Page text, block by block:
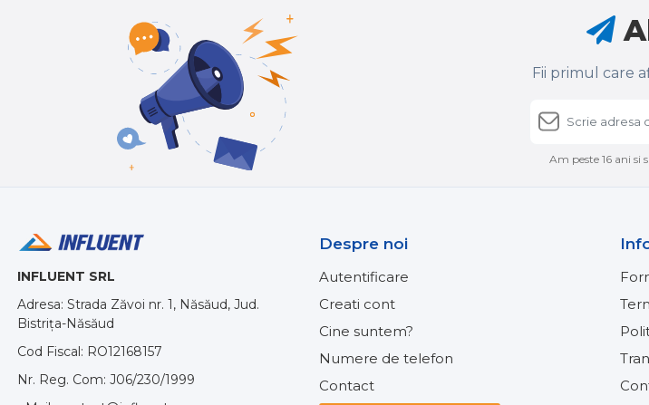
Fii primul care
Am peste 16 ani
INFLUENT SRL
Adresa: Strada Zăvoi nr. 1, Năsăud, Jud.
Bistrița-Năsăud
Cod Fiscal: RO12168157
Nr. Reg. Com: J06/230/1999
Despre noi
Autentificare
Creati cont
Cine suntem?
Numere de telefon
Contact